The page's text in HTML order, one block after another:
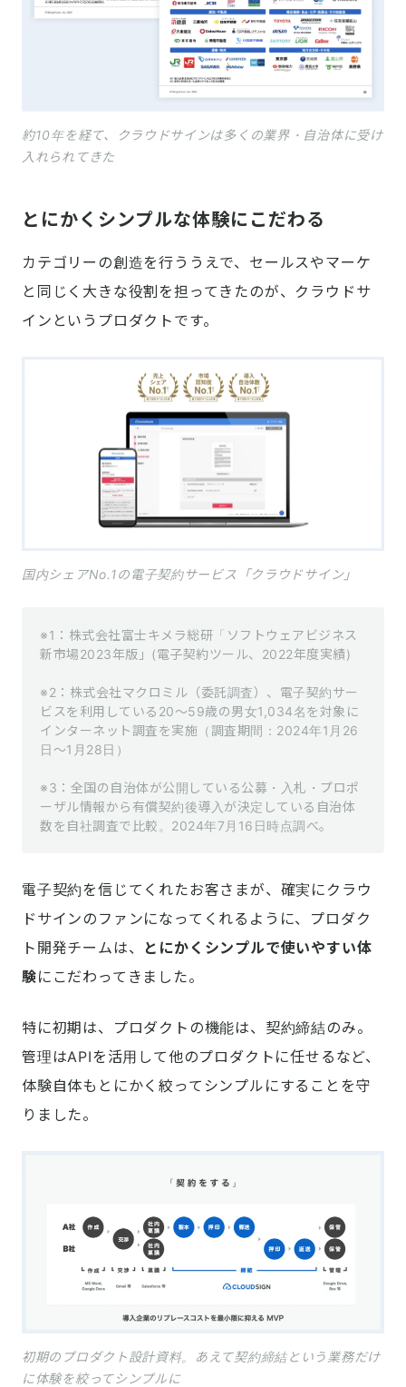
約10年を経て、クラウドサインは多くの業界・自治体に受け
入れられてきた
とにかくシンプルな体験にこだわる
カテゴリーの創造を行ううえで、セールスやマーケ
と同じく大きな役割を担ってきたのが、クラウドサ
インというプロダクトです。
国内シェアNo.1の電子契約サービス「クラウドサイン」
※1：株式会社富士キメラ総研「ソフトウェアビジネス
新市場2023年版」(電子契約ツール、2022年度実績)
※2：株式会社マクロミル（委託調査）、電子契約サー
ビスを利用している20～59歳の男女1,034名を対象に
インターネット調査を実施（調査期間：2024年1月26
日～1月28日）
※3：全国の自治体が公開している公募・入札・プロポ
ーザル情報から有償契約後導入が決定している自治体
数を自社調査で比較。2024年7月16日時点調べ。
電子契約を信じてくれたお客さまが、確実にクラウ
ドサインのファンになってくれるように、プロダク
ト開発チームは、
とにかくシンプルで使いやすい体
験にこだわってきました。
特に初期は、プロダクトの機能は、契約締結のみ。
管理はAPIを活用して他のプロダクトに任せるなど、
体験自体もとにかく絞ってシンプルにすることを守
りました。
初期のプロダクト設計資料。あえて契約締結という業務だけ
に体験を絞ってシンプルに